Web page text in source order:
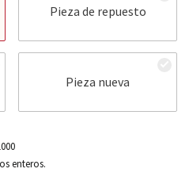
Pieza de repuesto
Pieza nueva
enteros.